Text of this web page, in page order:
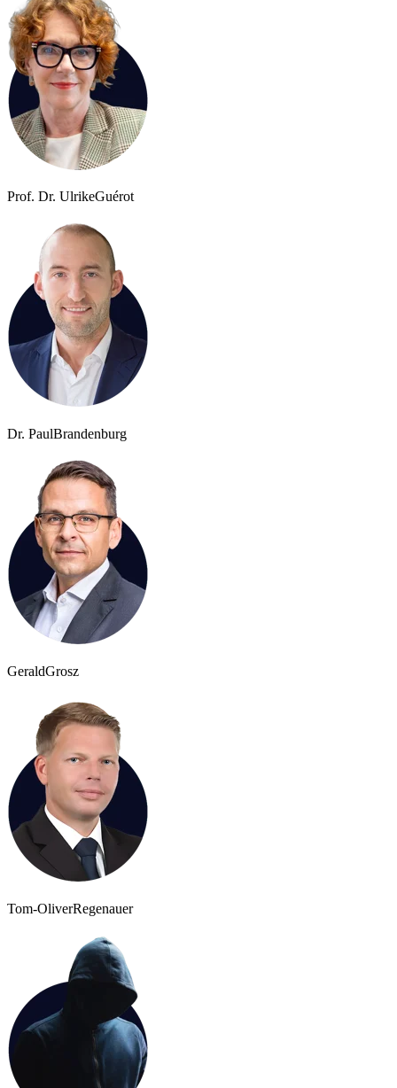
Prof. Dr. UlrikeGuérot
Dr. PaulBrandenburg
GeraldGrosz
Tom-OliverRegenauer